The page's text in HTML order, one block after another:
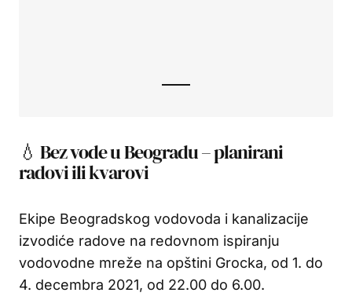
💧 Bez vode u Beogradu – planirani
radovi ili kvarovi
Ekipe Beogradskog vodovoda i kanalizacije
izvodiće radove na redovnom ispiranju
vodovodne mreže na opštini Grocka, od 1. do
4. decembra 2021, od 22.00 do 6.00.